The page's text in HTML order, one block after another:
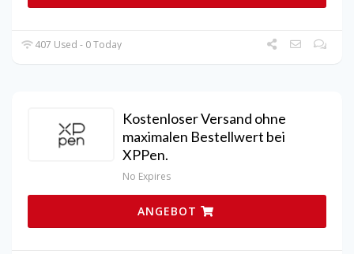
407 Used - 0 Today
Kostenloser Versand ohne
maximalen Bestellwert bei
XPPen.
No Expires
ANGEBOT